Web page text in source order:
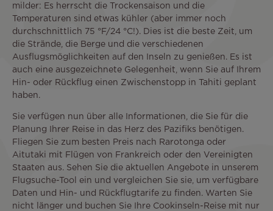
milder: Es herrscht die Trockensaison und die
Temperaturen sind etwas kühler (aber immer noch
durchschnittlich 75 °F/24 °C!). Dies ist die beste Zeit, um
die Strände, die Berge und die verschiedenen
Ausflugsmöglichkeiten auf den Inseln zu genießen. Es ist
auch eine ausgezeichnete Gelegenheit, wenn Sie auf Ihrem
Hin- oder Rückflug einen Zwischenstopp in Tahiti geplant
haben.
Sie verfügen nun über alle Informationen, die Sie für die
Planung Ihrer Reise in das Herz des Pazifiks benötigen.
Fliegen Sie zum besten Preis nach Rarotonga oder
Aitutaki mit Flügen von Frankreich oder den Vereinigten
Staaten aus. Sehen Sie die aktuellen Angebote in unserem
Flugsuche-Tool ein und vergleichen Sie sie, um verfügbare
Daten und Hin- und Rückflugtarife zu finden. Warten Sie
nicht länger und buchen Sie Ihre Cookinseln-Reise mit nur